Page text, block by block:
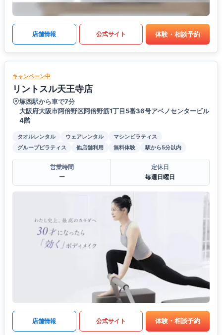
店舗情報 公式サイト 体験・相談予約
キャンペーン中
リントスル天王寺店
塚西駅から車で7分
大阪府大阪市阿倍野区阿倍野筋1丁目5番36号アベノセンタービル
4階
タオルレンタル ウェアレンタル
マシンピラティス
グループピラティス
他店舗利用 無料体験 駅から5分以内
営業時間
ー
定休日
毎週日曜日
店舗情報 公式サイト 体験・相談予約